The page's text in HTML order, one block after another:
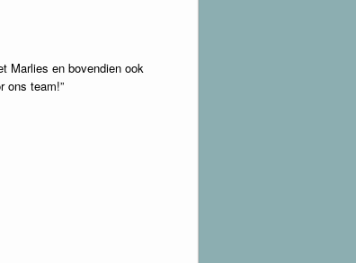
Marlies en bovendien ook
ons team!”